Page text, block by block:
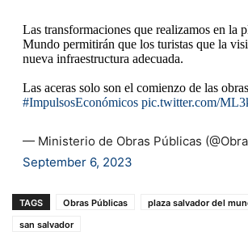
Las transformaciones que realizamos en la
Mundo permitirán que los turistas que la
nueva infraestructura adecuada.
Las aceras solo son el comienzo de las
#ImpulsosEconómicos pic.twitter.com/
— Ministerio de Obras Públicas
September 6, 2023
TAGS Obras Públicas plaza salvador del
san salvador